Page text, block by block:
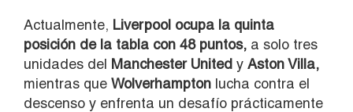
Actualmente, Liverpool ocupa la quinta
posición de la tabla con 48 puntos, a solo tres
unidades del Manchester United y Aston Villa,
mientras que Wolverhampton lucha contra el
descenso y enfrenta un desafío prácticamente